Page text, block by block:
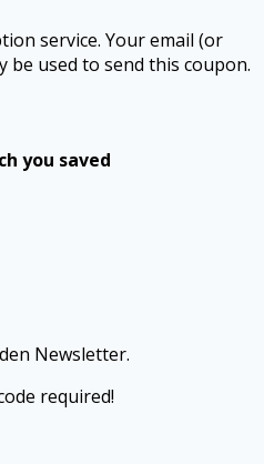
service. Your email (or
be used to send this coupon.
you saved
Newsletter.
required!